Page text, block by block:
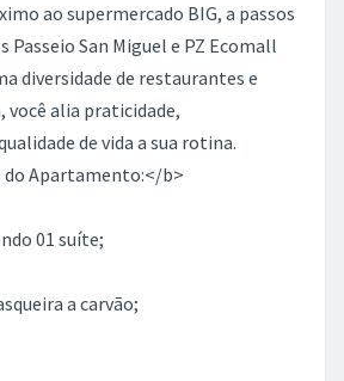
ao supermercado BIG, a passos
Passeio San Miguel e PZ Ecomall
diversidade de restaurantes e
você alia praticidade,
de vida a sua rotina.
do Apartamento:</b>
01 suíte;
a carvão;